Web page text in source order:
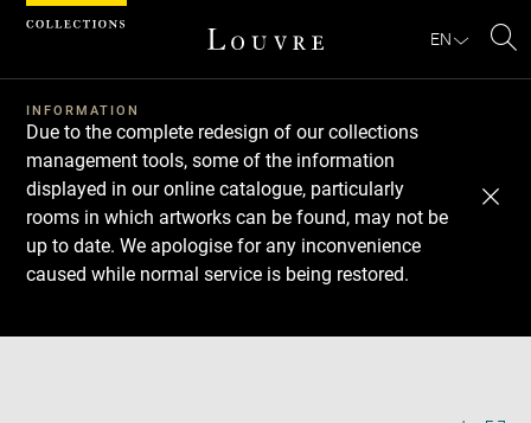
EN
INFORMATION
Due to the complete redesign of our collections
management tools, some of the information
displayed in our online catalogue, particularly
rooms in which artworks can be found, may not be
up to date. We apologise for any inconvenience
caused while normal service is being restored.
Download
Next
Previous
Cookies management panel